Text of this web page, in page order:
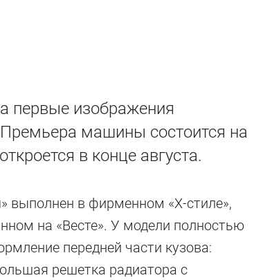
первые изображения
машины состоится на
в конце августа.
выполнен в фирменном «Х-стиле»,
на «Весте». У модели полностью
передней части кузова:
решетка радиатора с